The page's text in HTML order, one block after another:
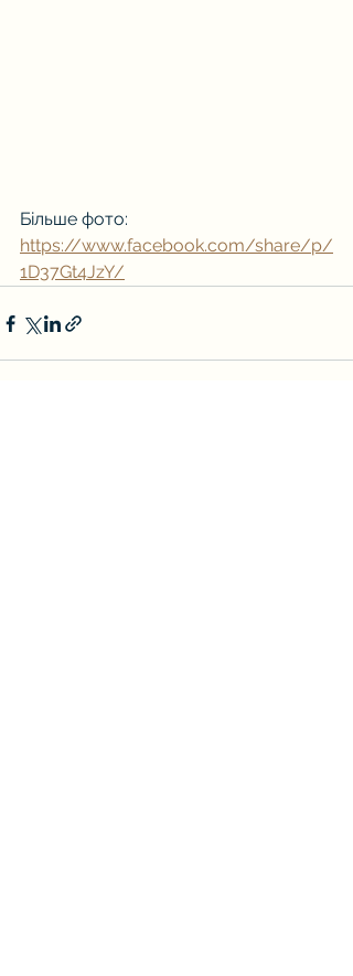
Більше фото:
https://www.facebook.com/share/p/
1D37Gt4JzY/